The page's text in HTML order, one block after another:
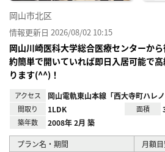
岡山市北区
情報更新日 2026/08/02 10:15
岡山川崎医科大学総合医療センターか
約簡単で開いていれば即日入居可能で
ります(^^)！
アクセス 岡山電軌東山本線「西大寺町ハレ
間取り 1LDK 面積
築年数 2008年 2月 築
プラン名・期間 月額